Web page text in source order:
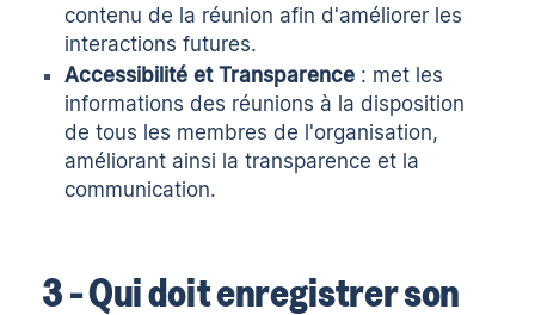
contenu de la réunion afin d'améliorer les
interactions futures.
Accessibilité et Transparence : met les
informations des réunions à la disposition
de tous les membres de l'organisation,
améliorant ainsi la transparence et la
communication.
3 - Qui doit enregistrer son